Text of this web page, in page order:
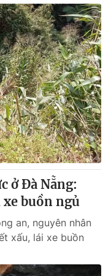
không có sự chấp
khi phát hành lại
ở Đà Nẵng:
xe buồn ngủ
an, nguyên nhân
xấu, lái xe buồn